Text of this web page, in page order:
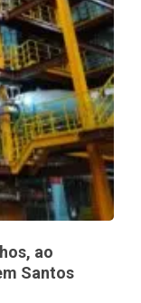
ao
Santos